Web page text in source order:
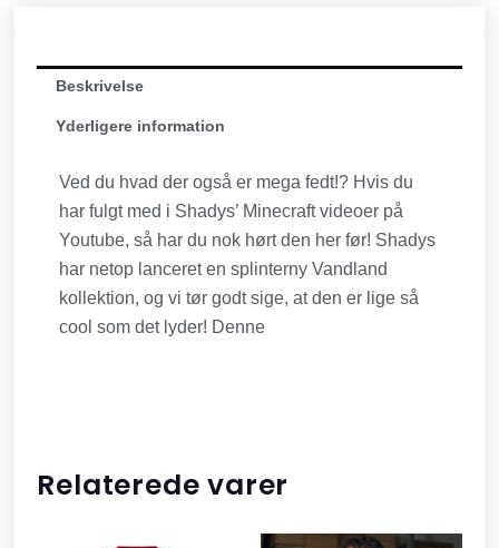
Beskrivelse
Yderligere information
Ved du hvad der også er mega fedt!? Hvis du
har fulgt med i Shadys’ Minecraft videoer på
Youtube, så har du nok hørt den her før! Shadys
har netop lanceret en splinterny Vandland
kollektion, og vi tør godt sige, at den er lige så
cool som det lyder! Denne
Relaterede varer